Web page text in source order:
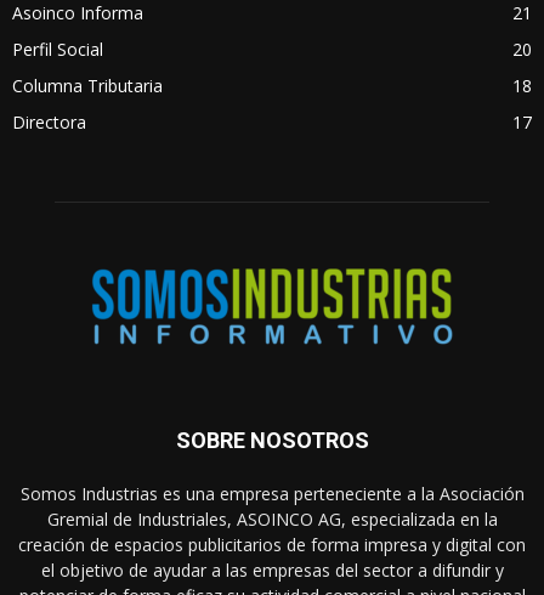
Asoinco Informa
21
Perfil Social
20
Columna Tributaria
18
Directora
17
SOBRE NOSOTROS
Somos Industrias es una empresa perteneciente a la Asociación
Gremial de Industriales, ASOINCO AG, especializada en la
creación de espacios publicitarios de forma impresa y digital con
el objetivo de ayudar a las empresas del sector a difundir y